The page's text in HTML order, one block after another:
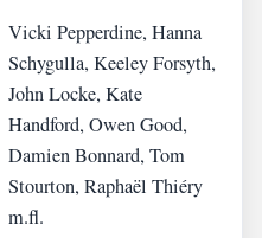
Vicki Pepperdine, Hanna
Schygulla, Keeley Forsyth,
John Locke, Kate
Handford, Owen Good,
Damien Bonnard, Tom
Stourton, Raphaël Thiéry
m.fl.